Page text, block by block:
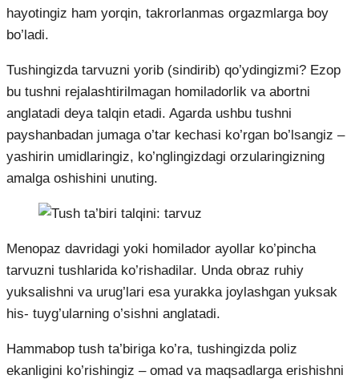
hayotingiz ham yorqin, takrorlanmas orgazmlarga boy
bo’ladi.
Tushingizda tarvuzni yorib (sindirib) qo’ydingizmi? Ezop
bu tushni rejalashtirilmagan homiladorlik va abortni
anglatadi deya talqin etadi. Agarda ushbu tushni
payshanbadan jumaga o’tar kechasi ko’rgan bo’lsangiz –
yashirin umidlaringiz, ko’nglingizdagi orzularingizning
amalga oshishini unuting.
Menopaz davridagi yoki homilador ayollar ko’pincha
tarvuzni tushlarida ko’rishadilar. Unda obraz ruhiy
yuksalishni va urug’lari esa yurakka joylashgan yuksak
his- tuyg’ularning o’sishni anglatadi.
Hammabop tush ta’biriga ko’ra, tushingizda poliz
ekanligini ko’rishingiz – omad va maqsadlarga erishishni